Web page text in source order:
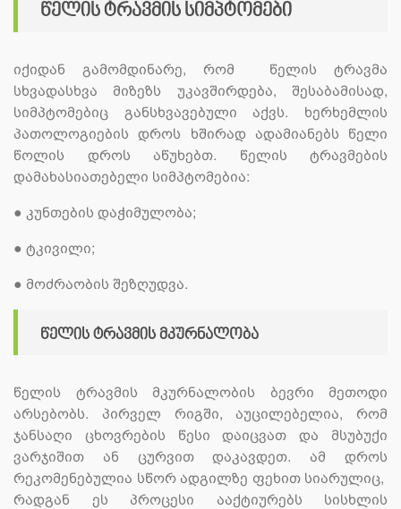
წელის ტრავმის სიმპტომები
იქიდან გამომდინარე, რომ წელის ტრავმა
სხვადასხვა მიზეზს უკავშირდება, შესაბამისად,
სიმპტომებიც განსხვავებული აქვს. ხერხემლის
პათოლოგიების დროს ხშირად ადამიანებს წელი
წოლის დროს აწუხებთ. წელის ტრავმების
დამახასიათებელი სიმპტომებია:
● კუნთების დაჭიმულობა;
● ტკივილი;
● მოძრაობის შეზღუდვა.
წელის ტრავმის მკურნალობა
წელის ტრავმის მკურნალობის ბევრი მეთოდი
არსებობს. პირველ რიგში, აუცილებელია, რომ
ჯანსაღი ცხოვრების წესი დაიცვათ და მსუბუქი
ვარჯიშით ან ცურვით დაკავდეთ. ამ დროს
რეკომენებულია სწორ ადგილზე ფეხით სიარულიც,
რადგან ეს პროცესი ააქტიურებს სისხლის